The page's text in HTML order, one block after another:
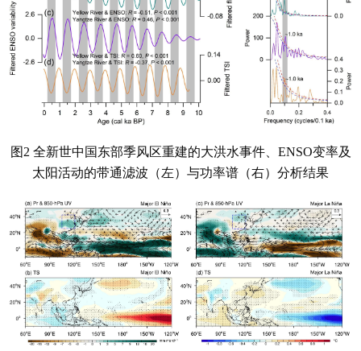
图2 全新世中国东部季风区重建的大洪水事件、ENSO变率及
太阳活动的带通滤波（左）与功率谱（右）分析结果